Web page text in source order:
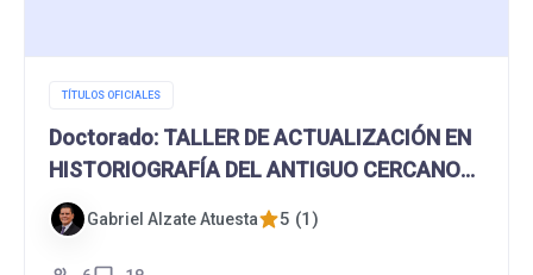
TÍTULOS OFICIALES
Doctorado: TALLER DE ACTUALIZACIÓN EN
HISTORIOGRAFÍA DEL ANTIGUO CERCANO
ORIENTE
Gabriel Alzate Atuesta 5 (1)